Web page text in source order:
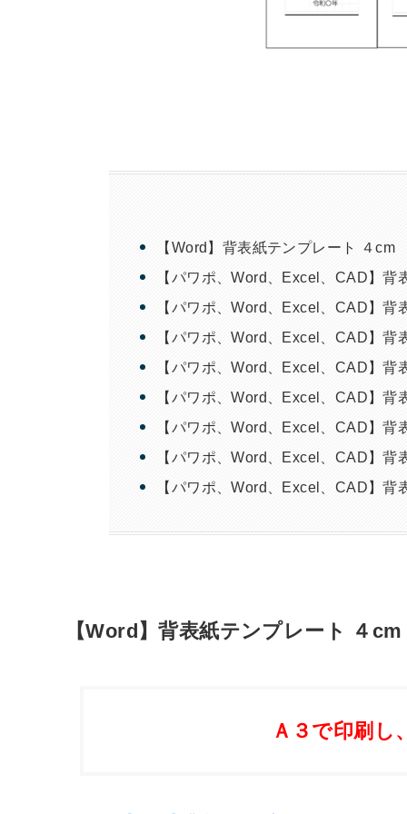
【Word】背表紙テンプレート ４cm
【パワポ、Word、Excel、CAD】
【パワポ、Word、Excel、CAD】背
【パワポ、Word、Excel、CAD】背
【パワポ、Word、Excel、CAD】背
【パワポ、Word、Excel、CAD】背
【パワポ、Word、Excel、CAD】背
【パワポ、Word、Excel、CAD】背
【パワポ、Word、Excel、CAD】背
【Word】背表紙テンプレート ４cm
Ａ３で印刷し